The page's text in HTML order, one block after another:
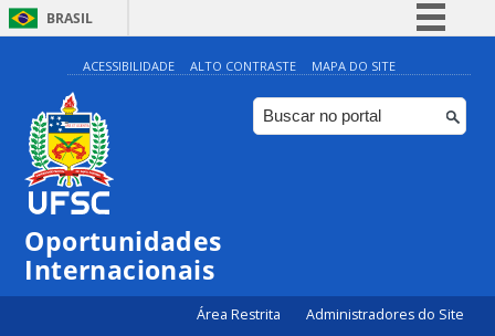
BRASIL
Simplifique!
Comunica BR
Participe
ACESSIBILIDADE ALTO CONTRASTE MAPA DO SITE
Oportunidades
Internacionais
Área Restrita Administradores do Site